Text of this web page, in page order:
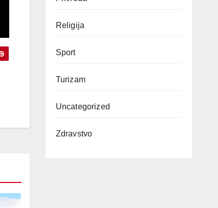
Religija
Sport
Turizam
Uncategorized
Zdravstvo